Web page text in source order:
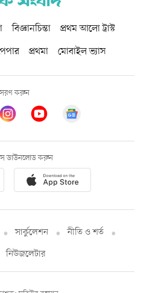
বিজ্ঞানচিন্তা
প্রথম আলো ট্রাস্ট
প্রথমা মোবাইল ভ্যাস
করুন
ডাউনলোড করুন
সার্কুলেশন
নীতি ও শর্ত
নিউজলেটার